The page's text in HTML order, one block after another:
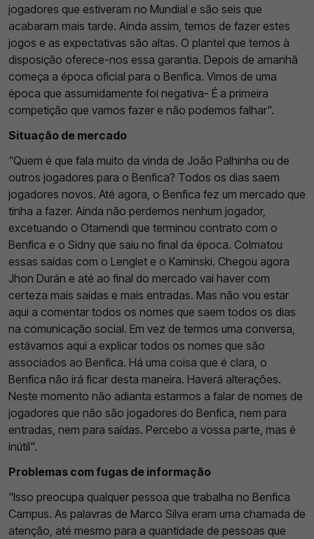
jogadores que estiveram no Mundial e são seis que
acabaram mais tarde. Ainda assim, temos de fazer estes
jogos e as expectativas são altas. O plantel que temos à
disposição oferece-nos essa garantia. Depois de amanhã
começa a época oficial para o Benfica. Vimos de uma
época que assumidamente foi negativa- É a primeira
competição que vamos fazer e não podemos falhar".
Situação de mercado
"Quem é que fala muito da vinda de João Palhinha ou de
outros jogadores para o Benfica? Todos os dias saem
jogadores novos. Até agora, o Benfica fez um mercado que
tinha a fazer. Ainda não perdemos nenhum jogador,
excetuando o Otamendi que terminou contrato com o
Benfica e o Sidny que saiu no final da época. Colmatou
essas saídas com o Lenglet e o Kaminski. Chegou agora
Jhon Durán e até ao final do mercado vai haver com
certeza mais saídas e mais entradas. Mas não vou estar
aqui a comentar todos os nomes que saem todos os dias
na comunicação social. Em vez de termos uma conversa,
estávamos aqui a explicar todos os nomes que são
associados ao Benfica. Há uma coisa que é clara, o
Benfica não irá ficar desta maneira. Haverá alterações.
Neste momento não adianta estarmos a falar de nomes de
jogadores que não são jogadores do Benfica, nem para
entradas, nem para saídas. Percebo a vossa parte, mas é
inútil".
Problemas com fugas de informação
"Isso preocupa qualquer pessoa que trabalha no Benfica
Campus. As palavras de Marco Silva eram uma chamada de
atenção, até mesmo para a quantidade de pessoas que